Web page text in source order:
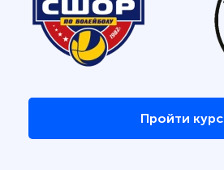
Пройти курс